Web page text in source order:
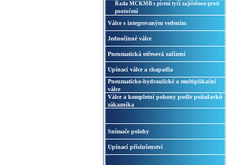
Řada MCKMB s pístní tyčí zajištěnou proti
pootočení
Válce s integrovaným vedením
Jednočinné válce
Pneumatická otřesová zařízení
Upínací válce a chapadla
Pneumaticko-hydraulické a multiplikační
válce
Válce a kompletní pohony podle požadavků
zákazníka
Snímače polohy
Upínací příslušenství